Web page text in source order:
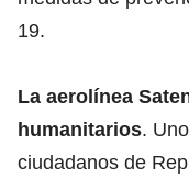
19.
La aerolínea
humanitarios.
ciudadanos de